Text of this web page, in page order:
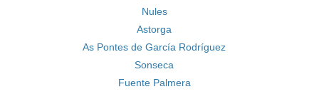
Nules
Astorga
As Pontes de García Rodríguez
Sonseca
Fuente Palmera